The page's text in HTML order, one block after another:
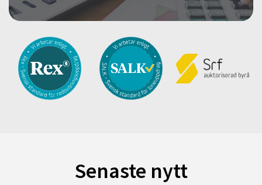
Senaste nytt